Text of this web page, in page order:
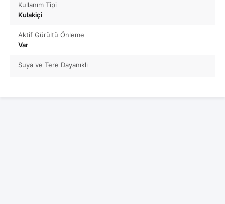
Kullanım Tipi
Kulakiçi
Aktif Gürültü Önleme
Var
Suya ve Tere Dayanıklı